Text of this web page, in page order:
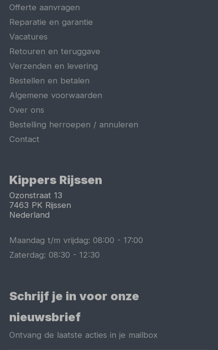
Offerte aanvragen
Reparatie en garantie
Vacatures
Retouren en teruggave
Verzenden en levering
Bestellen en betalen
Algemene voorwaarden
Over ons
Bestelling herroepen / annuleren
Contact
Kippers Rijssen
Ozonstraat 13
7463 PK Rijssen
Nederland
Maandag t/m vrijdag:08:00 -17:00
Zaterdag:08:30 -12:30
Schrijf je in voor onze
nieuwsbrief
Ontvang de laatste acties in je mailbox